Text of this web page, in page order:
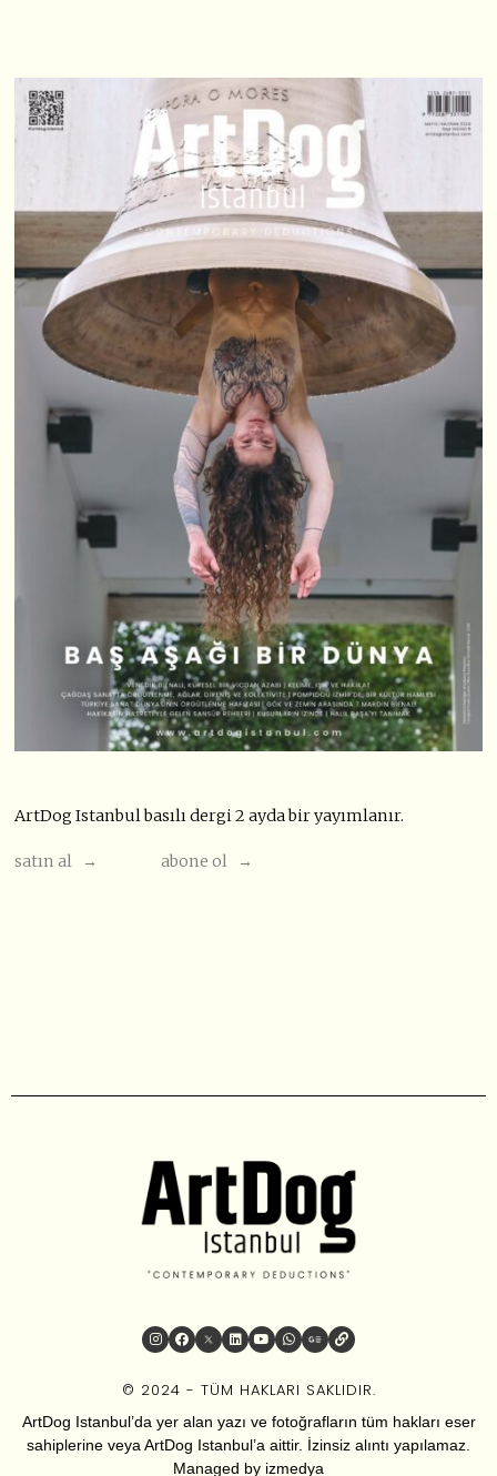
ArtDog Istanbul basılı dergi 2 ayda bir yayımlanır.
satın al → abone ol →
© 2024 - TÜM HAKLARI SAKLIDIR.
ArtDog Istanbul’da yer alan yazı ve fotoğrafların tüm hakları eser
sahiplerine veya ArtDog Istanbul’a aittir. İzinsiz alıntı yapılamaz.
Managed by izmedya